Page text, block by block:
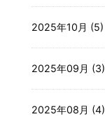
2025年10月 (5)
2025年09月 (3)
2025年08月 (4)